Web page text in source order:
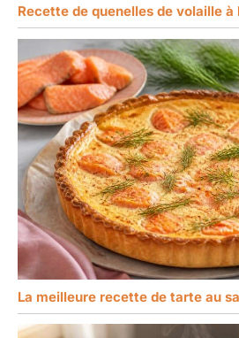
Recette de quenelles de volaille
La meilleure recette de tarte au